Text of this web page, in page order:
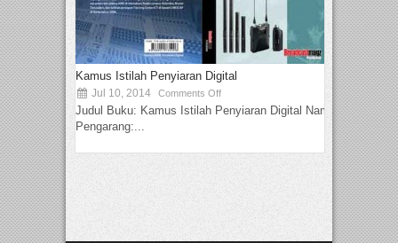
Kamus Istilah Penyiaran Digital
Jul 10, 2014 Comments Off
Judul Buku: Kamus Istilah Penyiaran Digital Nama
Pengarang:...